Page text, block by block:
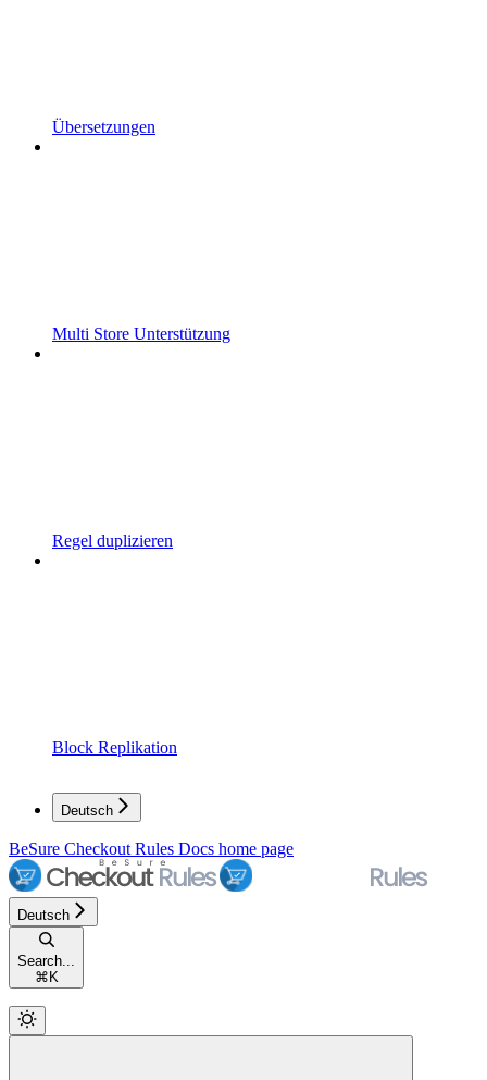
Übersetzungen
Multi Store Unterstützung
Regel duplizieren
Block Replikation
Deutsch
BeSure Checkout Rules Docs home page
Deutsch
Search...
⌘ K